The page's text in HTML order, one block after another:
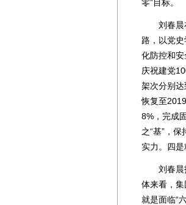
零”目标。
刘春晨在
路，以党
化防控和
庆祝建党
架次分别
恢复至
8%，完成
之“基”，
实力。四是
刘春晨指
体来看，
就是面临“